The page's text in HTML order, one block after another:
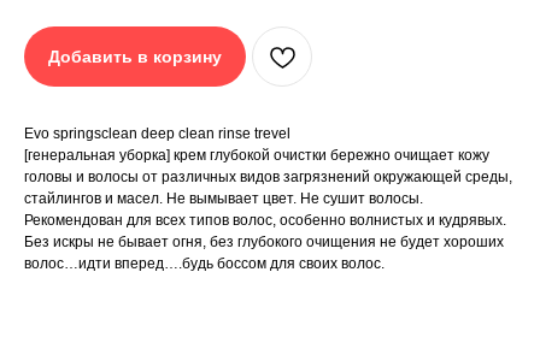
Добавить в корзину
Evo springsclean deep clean rinse trevel
[генеральная уборка] крем глубокой очистки бережно очищает кожу
головы и волосы от различных видов загрязнений окружающей среды,
стайлингов и масел. Не вымывает цвет. Не сушит волосы.
Рекомендован для всех типов волос, особенно волнистых и кудрявых.
Без искры не бывает огня, без глубокого очищения не будет хороших
волос…идти вперед….будь боссом для своих волос.
Evo springsclean deep clean rinse trevel
[генеральная уборка] крем глубокой очистки
бережно очищает кожу головы
вымывает цвет. Не сушит волосы. Рекомендован
для всех типов волос, особенно волнистых и
кудрявых. Без искры не бывает огня, без глубокого
очищения не будет хороших волос…идти
вперед….будь боссом для своих волос
ПРЕИМУЩЕСТВА
Универсальное средство, которой подойдет всем
типам волос: натуральным, окрашенным, пористым и